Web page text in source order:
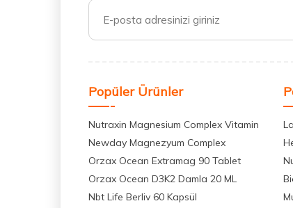
Popüler Ürünler
Nutraxin Magnesium Complex Vitamin
Newday Magnezyum Complex
Orzax Ocean Extramag 90 Tablet
Orzax Ocean D3K2 Damla 20 ML
Nbt Life Berliv 60 Kapsül